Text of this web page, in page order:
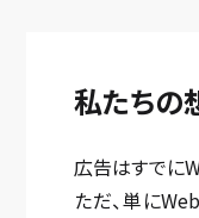
私たちの
広告はすでに
ただ、単に